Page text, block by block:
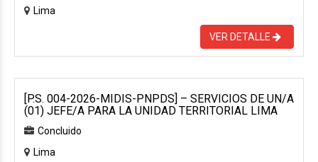
Lima
VER DETALLE
[P.S. 004-2026-MIDIS-PNPDS] – SERVICIOS DE UN/A
(01) JEFE/A PARA LA UNIDAD TERRITORIAL LIMA
Concluido
Lima